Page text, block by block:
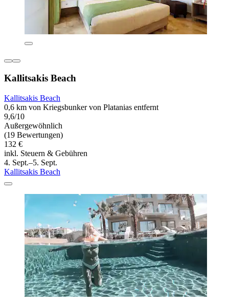
Kallitsakis Beach
Kallitsakis Beach
0,6 km von Kriegsbunker von Platanias entfernt
9,6/10
Außergewöhnlich
(19 Bewertungen)
132 €
inkl. Steuern & Gebühren
4. Sept.–5. Sept.
Kallitsakis Beach